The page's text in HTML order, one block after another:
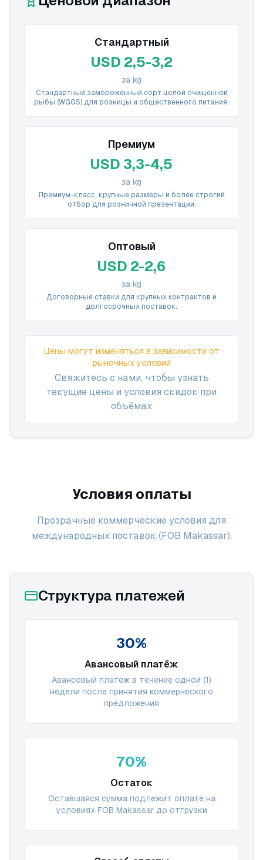
Стандартный
USD 2,5-3,2
за kg
Стандартный замороженный сорт целой очищенной
рыбы (WGGS) для розницы и общественного питания.
Премиум
USD 3,3-4,5
за kg
Премиум-класс, крупные размеры и более строгий
отбор для розничной презентации.
Оптовый
USD 2-2,6
за kg
Договорные ставки для крупных контрактов и
долгосрочных поставок.
Цены могут изменяться в зависимости от
рыночных условий
Свяжитесь с нами, чтобы узнать
текущие цены и условия скидок при
объёмах
Условия оплаты
Прозрачные коммерческие условия для
международных поставок (FOB Makassar).
Структура платежей
30%
Авансовый платёж
Авансовый платеж в течение одной (1)
недели после принятия коммерческого
предложения
70%
Остаток
Оставшаяся сумма подлежит оплате на
условиях FOB Makassar до отгрузки